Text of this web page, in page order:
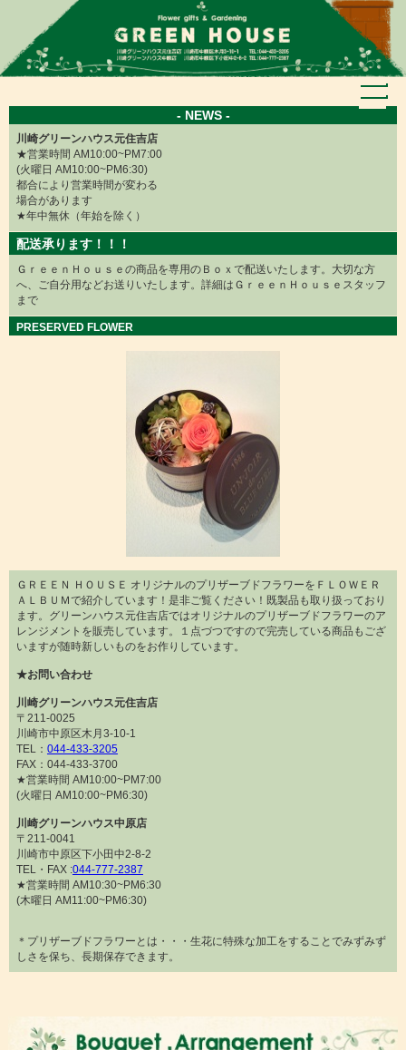
- NEWS -
川崎グリーンハウス元住吉店
★営業時間 AM10:00~PM7:00
(火曜日 AM10:00~PM6:30)
都合により営業時間が変わる
場合があります
★年中無休（年始を除く）
配送承ります！！！
ＧｒｅｅｎＨｏｕｓｅの商品を専用のＢｏｘで配送いたします。大切な方
へ、ご自分用などお送りいたします。詳細はＧｒｅｅｎＨｏｕｓｅスタッフ
まで
PRESERVED FLOWER
ＧＲＥＥＮ ＨＯＵＳＥ オリジナルのプリザーブドフラワーをＦＬＯＷＥＲ
ＡＬＢＵＭで紹介しています！是非ご覧ください！既製品も取り扱っており
ます。グリーンハウス元住吉店ではオリジナルのプリザーブドフラワーのア
レンジメントを販売しています。１点づつですので完売している商品もござ
いますが随時新しいものをお作りしています。
★お問い合わせ
川崎グリーンハウス元住吉店
〒211-0025
川崎市中原区木月3-10-1
TEL： 044-433-3205
FAX：044-433-3700
★営業時間 AM10:00~PM7:00
(火曜日 AM10:00~PM6:30)
川崎グリーンハウス中原店
〒211-0041
川崎市中原区下小田中2-8-2
TEL・FAX :044-777-2387
★営業時間 AM10:30~PM6:30
(木曜日 AM11:00~PM6:30)
＊プリザーブドフラワーとは・・・生花に特殊な加工をすることでみずみず
しさを保ち、長期保存できます。